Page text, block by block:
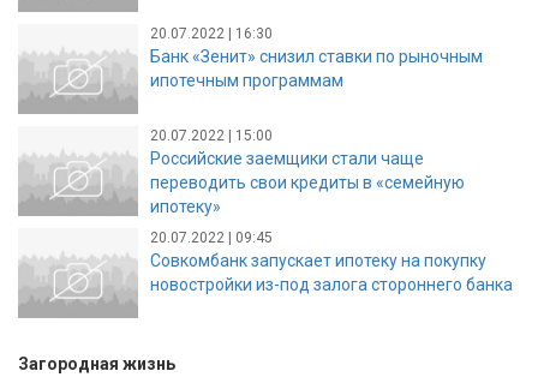
20.07.2022 | 16:30
Банк «Зенит» снизил ставки по рыночным
ипотечным программам
20.07.2022 | 15:00
Российские заемщики стали чаще
переводить свои кредиты в «семейную
ипотеку»
20.07.2022 | 09:45
Совкомбанк запускает ипотеку на покупку
новостройки из-под залога стороннего банка
Загородная жизнь